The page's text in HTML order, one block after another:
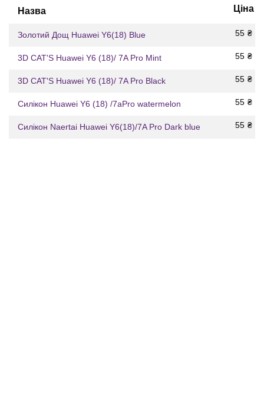
Назва Ціна
Золотий Дощ Huawei Y6(18) Blue 55 ₴
3D CAT'S Huawei Y6 (18)/ 7A Pro Mint 55 ₴
3D CAT'S Huawei Y6 (18)/ 7A Pro Black 55 ₴
Силікон Huawei Y6 (18) /7aPro watermelon 55 ₴
Силікон Naertai Huawei Y6(18)/7A Pro Dark blue 55 ₴